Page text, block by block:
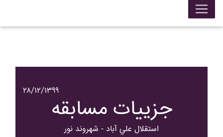
۲۸/۱۲/۱۳۹۹
جزییات مسابقه
استقلال علي آباد - شهروند نور